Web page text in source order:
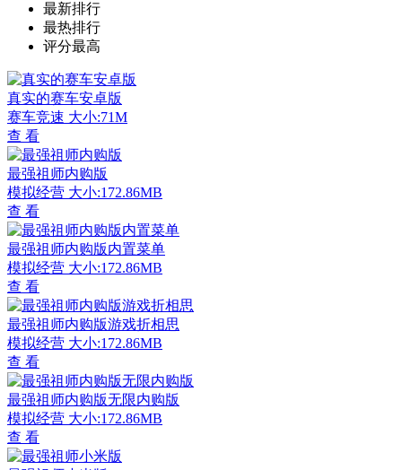
最新排行
最热排行
评分最高
真实的赛车安卓版
赛车竞速 大小:71M
查 看
最强祖师内购版
模拟经营 大小:172.86MB
查 看
最强祖师内购版内置菜单
模拟经营 大小:172.86MB
查 看
最强祖师内购版游戏折相思
模拟经营 大小:172.86MB
查 看
最强祖师内购版无限内购版
模拟经营 大小:172.86MB
查 看